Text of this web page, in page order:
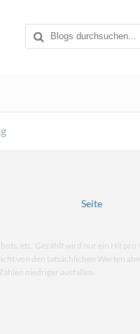
Seite
etc. Gezählt wird nur ein Hit
von den tatsächlichen Werten
niedriger ausfallen.